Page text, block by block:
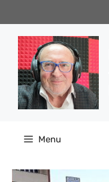
al
contenuto
Menu